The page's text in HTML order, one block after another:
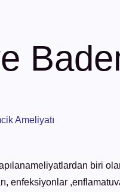
Ameliyatı
biri
enfeksiyonlar